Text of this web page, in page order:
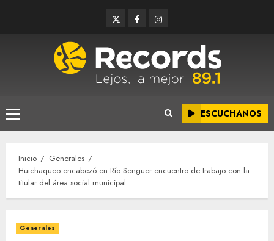
TwitterFacebookInstagram
Menú
principal
ESCUCHANOS
Inicio
Generales
Huichaqueo encabezó en Río Senguer encuentro de trabajo con la
titular del área social municipal
Generales